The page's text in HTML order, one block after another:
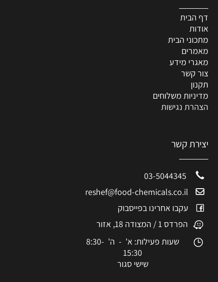
דף הבית
אודות
מתכוני הבית
מאמרים
מאגרי מידע
צור קשר
תקנון
מדיניות משלוחים
הצהרת נגישות
יצירת קשר
reshef@food-chemicals.co.il
עקבו אחרינו בפייסבוק
הפרדס 1 / המצודה 18, אזור
שעות פעילות: א' - ה' 8:30-
15:30
שישי סגור